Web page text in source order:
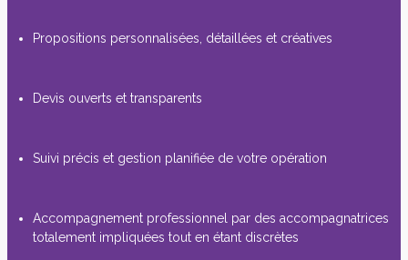
Propositions personnalisées, détaillées et créatives
Devis ouverts et transparents
Suivi précis et gestion planifiée de votre opération
Accompagnement professionnel par des accompagnatrices
totalement impliquées tout en étant discrètes